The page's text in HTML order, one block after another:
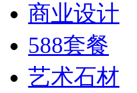
商业设计
588套餐
艺术石材